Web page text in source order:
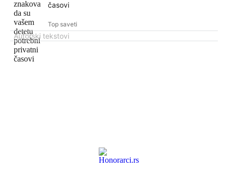
časovi
Top saveti
Autorski tekstovi